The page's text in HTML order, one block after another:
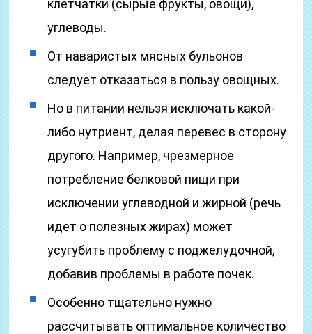
клетчатки (сырые фрукты, овощи),
углеводы.
От наваристых мясных бульонов
следует отказаться в пользу овощных.
Но в питании нельзя исключать какой-
либо нутриент, делая перевес в сторону
другого. Например, чрезмерное
потребление белковой пищи при
исключении углеводной и жирной (речь
идет о полезных жирах) может
усугубить проблему с поджелудочной,
добавив проблемы в работе почек.
Особенно тщательно нужно
рассчитывать оптимальное количество